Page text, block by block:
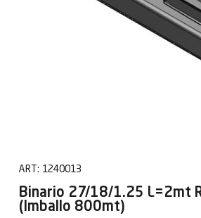
ART: 1240013
Binario 27/18/1.25 L=2mt
(Imballo 800mt)